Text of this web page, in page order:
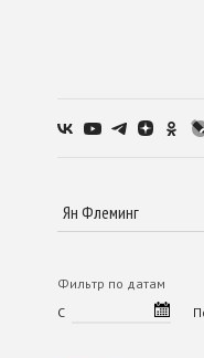
Фильтр по датам
С